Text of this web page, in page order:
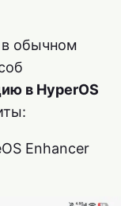
в обычном
в HyperOS
Enhancer